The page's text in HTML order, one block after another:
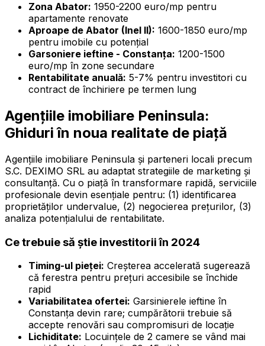
Zona Abator: 1950-2200 euro/mp pentru
apartamente renovate
Aproape de Abator (Inel II): 1600-1850 euro/mp
pentru imobile cu potențial
Garsoniere ieftine - Constanța: 1200-1500
euro/mp în zone secundare
Rentabilitate anuală: 5-7% pentru investitori cu
contract de închiriere pe termen lung
Agențiile imobiliare Peninsula:
Ghiduri în noua realitate de piață
Agențiile imobiliare Peninsula și parteneri locali precum
S.C. DEXIMO SRL au adaptat strategiile de marketing și
consultanță. Cu o piaţă în transformare rapidă, serviciile
profesionale devin esențiale pentru: (1) identificarea
proprietăților undervalue, (2) negocierea prețurilor, (3)
analiza potențialului de rentabilitate.
Ce trebuie să știe investitorii în 2024
Timing-ul pieței: Creșterea accelerată sugerează
că ferestra pentru prețuri accesibile se închide
rapid
Variabilitatea ofertei: Garsinierele ieftine în
Constanța devin rare; cumpărătorii trebuie să
accepte renovări sau compromisuri de locație
Lichiditate: Locuințele de 2 camere se vând mai